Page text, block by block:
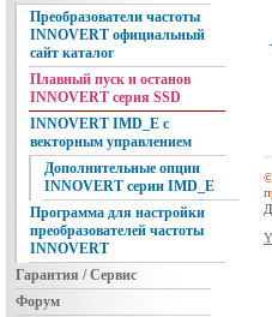
Преобразователи частоты
INNOVERT официальный
сайт каталог
Плавный пуск и останов
INNOVERT серия SSD
INNOVERT IMD_E с
векторным управлением
Дополнительные опции
INNOVERT серии IMD_E
Программа для настройки
преобразователей частоты
INNOVERT
Гарантия / Сервис
Форум